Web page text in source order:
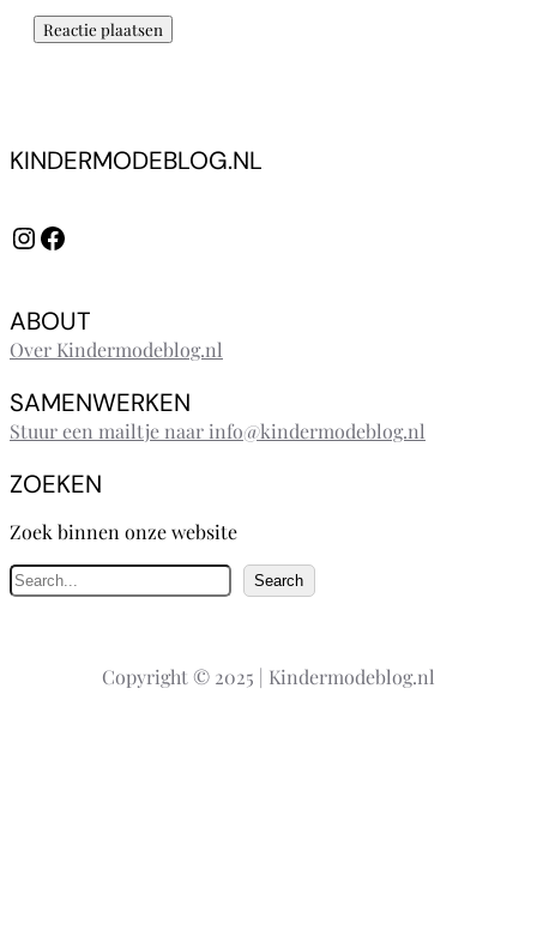
KINDERMODEBLOG.NL
InstagramFacebook
ABOUT
Over Kindermodeblog.nl
SAMENWERKEN
Stuur een mailtje naar info@kindermodeblog.nl
ZOEKEN
Zoek binnen onze website
Z
o
e
Search
Copyright © 2025 | Kindermodeblog.nl